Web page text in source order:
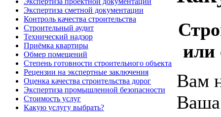
Экспертиза сметной документации
Контроль качества строительства
Строительный аудит
Технический надзор
Приёмка квартиры
Обмер помещений
Степень готовности строительного объекта
Рецензии на экспертные заключения
Оценка качества строительства дорог
Экспертиза промышленной безопасности
Стоимость услуг
Какую услугу выбрать?
или
Вам
Ваша